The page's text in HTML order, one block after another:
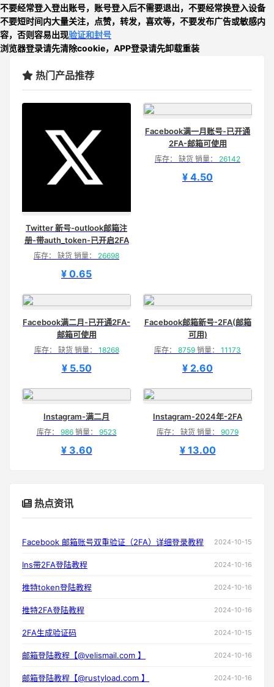
不要经常登入登出账号，账号登入后不需要退出，不要经常换登入设备
不要短时间内大量关注，点赞，转发，喜欢等， 不要发布广告或敏感内
容，否则容易出现验证和封号
浏览器登录请先清除cookie，APP登录请先卸载重装
热门产品推荐
Twitter 新号-outlook邮箱注
册-带auth_token-已开启2FA
库存： 缺货 销量： 26698
¥ 0.65
Facebook满一月账号-已开通
2FA-邮箱可使用
库存： 缺货 销量： 26142
¥ 4.50
Facebook满二月-已开通2FA-
邮箱可使用
库存： 缺货 销量： 18268
¥ 5.50
Facebook邮箱新号-2FA(邮箱
可用)
库存： 8759 销量： 11173
¥ 2.60
Instagram-满二月
库存： 986销量： 9523
¥ 3.60
Instagram-2024年-2FA
库存： 缺货 销量： 9079
¥ 13.00
热点资讯
Facebook 邮箱账号双重验证（2FA）详细登录教程 2024-10-15
Ins带2FA登陆教程 2024-10-16
推特token登陆教程 2024-10-16
推特2FA登陆教程 2024-10-16
2FA生成验证码 2024-10-15
邮箱登陆教程【@velismail.com 】 2024-10-16
邮箱登陆教程【@rustyload.com 】 2024-10-16